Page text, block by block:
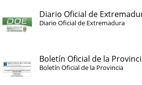
Diario Oficial de
Diario Oficial de Extremadura
Boletín Oficial de la
Boletín Oficial de la Provincia